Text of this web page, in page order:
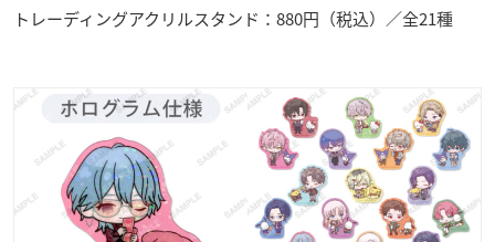
トレーディングアクリルスタンド：880円（税込）／全21種